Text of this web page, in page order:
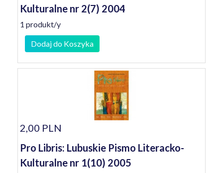
Kulturalne nr 2(7) 2004
1 produkt/y
Dodaj do Koszyka
2,00 PLN
Pro Libris: Lubuskie Pismo Literacko-
Kulturalne nr 1(10) 2005